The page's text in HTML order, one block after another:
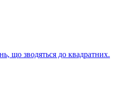
що зводяться до квадратних.